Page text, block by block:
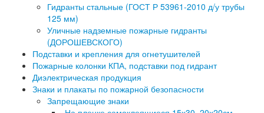
Гидранты стальные (ГОСТ Р 53961-2010 д/у трубы
125 мм)
Уличные надземные пожарные гидранты
(ДОРОШЕВСКОГО)
Подставки и крепления для огнетушителей
Пожарные колонки КПА, подставки под гидрант
Диэлектрическая продукция
Знаки и плакаты по пожарной безопасности
Запрещающие знаки